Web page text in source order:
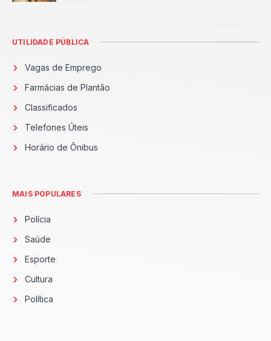
UTILIDADE PÚBLICA
Vagas de Emprego
Farmácias de Plantão
Classificados
Telefones Úteis
Horário de Ônibus
MAIS POPULARES
Polícia
Saúde
Esporte
Cultura
Política